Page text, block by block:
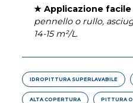
★ Applicazione facile
pennello o rullo,
14-15 m²/L.
IDROPITTURA SUPERLAVABILE
ALTA COPERTURA PITTURA